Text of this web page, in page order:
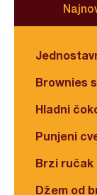
Brownies
Hladni
Punjeni
Brzi ručak
Džem od